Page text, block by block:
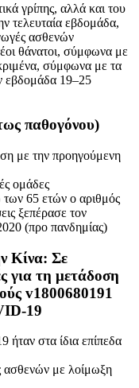
γρίπης, αλλά και του
τελευταία εβδομάδα,
ασθενών
θάνατοι, σύμφωνα με
σύμφωνα με τα
εβδομάδα 19–25
παθογόνου)
με την προηγούμενη
ομάδες
των 65 ετών ο αριθμός
ξεπέρασε τον
(προ πανδημίας)
19
στα ίδια επίπεδα
ασθενών με λοίμωξη